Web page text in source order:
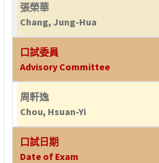
張榮華
Chang, Jung-Hua
口試委員
Advisory Committee
周軒逸
Chou, Hsuan-Yi
口試日期
Date of Exam